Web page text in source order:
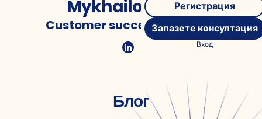
Регистрация
Запазете консултация
Вход
Mykhailo Frolov
Customer success manager
Блог